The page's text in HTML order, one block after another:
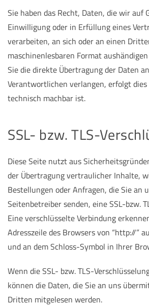
Sie haben das Recht, Daten, die wir auf
Einwilligung oder in Erfüllung eines
verarbeiten, an sich oder an einen
maschinenlesbaren Format
Sie die direkte Übertragung der Daten
Verantwortlichen verlangen, erfolgt
technisch machbar ist.
SSL- bzw. TLS-
Diese Seite nutzt aus
der Übertragung vertraulicher Inhalte,
Bestellungen oder Anfragen, die Sie an
Seitenbetreiber senden, eine SSL-bzw.
Eine verschlüsselte Verbindung
Adresszeile des Browsers von “http://”
und an dem Schloss-Symbol in Ihrer
Wenn die SSL- bzw. TLS-
können die Daten, die Sie an uns
Dritten mitgelesen werden.